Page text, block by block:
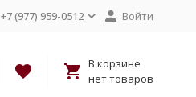
+7 (977) 959-0512 Войти
В корзине
нет товаров